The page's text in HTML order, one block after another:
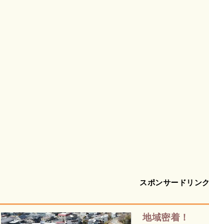
スポンサードリンク
地域密着！